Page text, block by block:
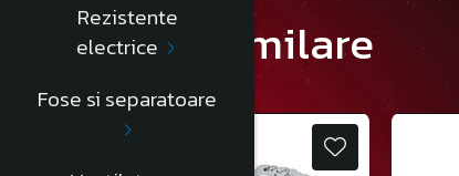
Rezistente
electrice
Fose si separatoare
Produse similare